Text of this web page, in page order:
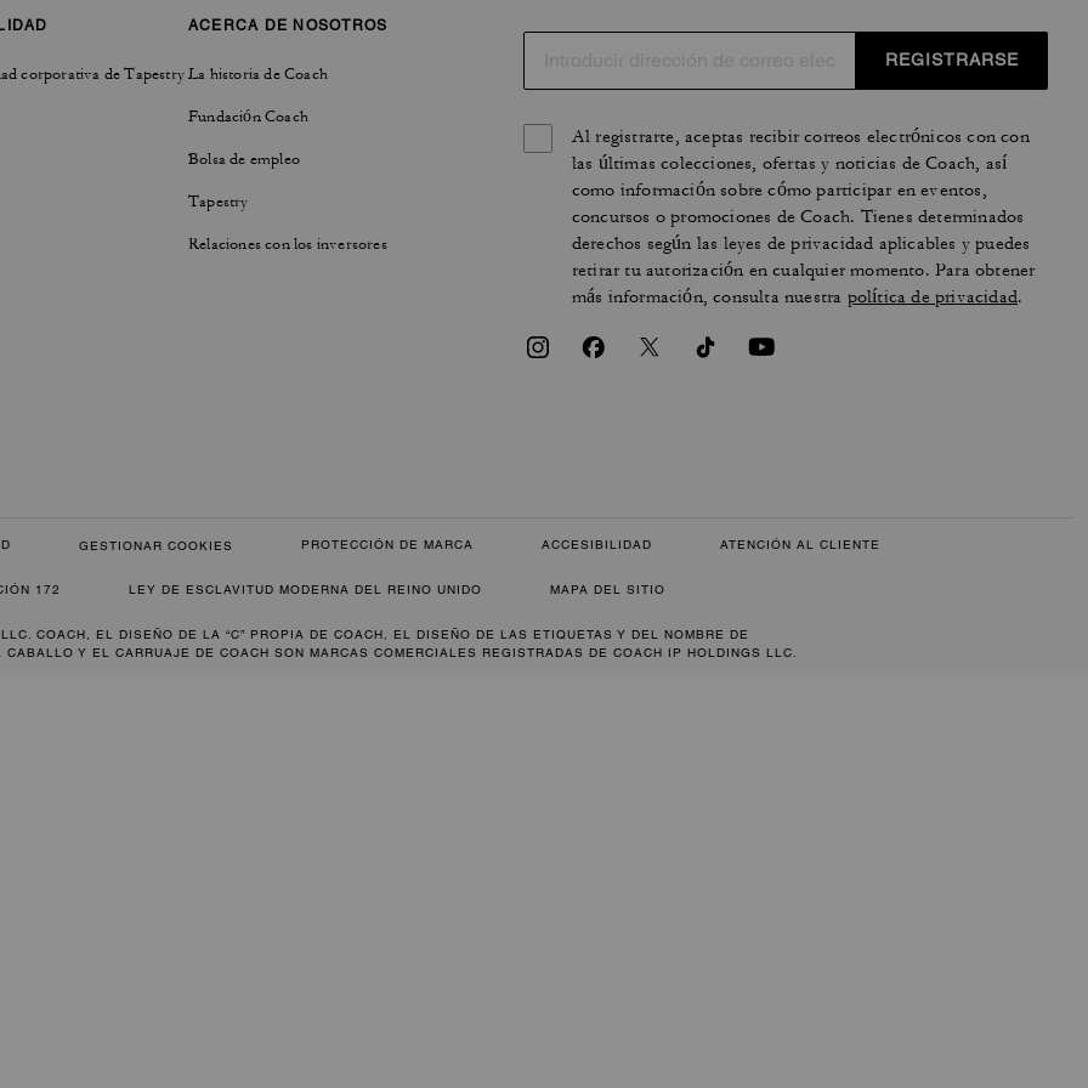
corporativa de Tapestry
ACERCA DE NOSOTROS
La historia de Coach
Fundación Coach
Bolsa de empleo
Tapestry
Relaciones con los inversores
REGISTRARSE
Al registrarte, aceptas recibir correos electrónicos con con
las últimas colecciones, ofertas y noticias de Coach, así
como información sobre cómo participar en eventos,
concursos o promociones de Coach. Tienes determinados
derechos según las leyes de privacidad aplicables y puedes
retirar tu autorización en cualquier momento. Para obtener
más información, consulta nuestra política de privacidad.
GESTIONAR COOKIES PROTECCIÓN DE MARCA ACCESIBILIDAD ATENCIÓN AL CLIENTE
172 LEY DE ESCLAVITUD MODERNA DEL REINO UNIDO MAPA DEL SITIO
COACH, EL DISEÑO DE LA “C” PROPIA DE COACH, EL DISEÑO DE LAS ETIQUETAS Y DEL NOMBRE DE
Y EL CARRUAJE DE COACH SON MARCAS COMERCIALES REGISTRADAS DE COACH IP HOLDINGS LLC.